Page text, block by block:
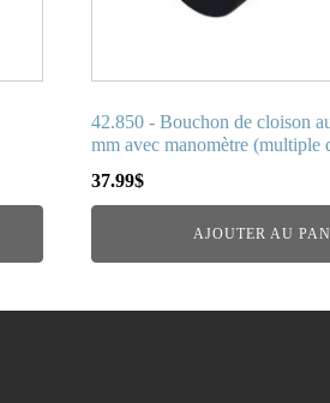
42.850 - Bouchon de cloison
mm avec manomètre (multiple
37.99$
AJOUTER AU